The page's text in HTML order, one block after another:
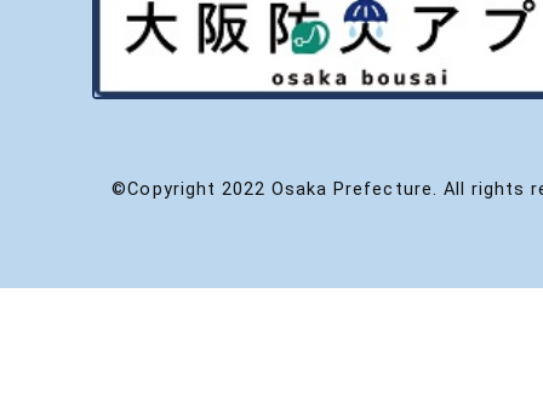
©Copyright 2022 Osaka Prefecture. All rights